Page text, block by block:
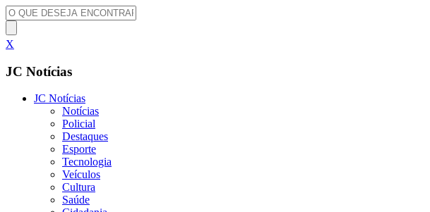
X
JC Notícias
JC Notícias
Notícias
Policial
Destaques
Esporte
Tecnologia
Veículos
Cultura
Saúde